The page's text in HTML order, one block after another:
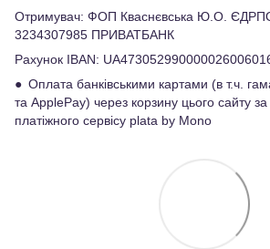
Отримувач: ФОП Кваснєвська Ю.О.
3234307985 ️ПРИВАТБАНК
Рахунок IBAN:
● Оплата банківськими картами (в т.ч.
та ApplePay) через корзину цього сайту
платіжного сервісу plata by Mono